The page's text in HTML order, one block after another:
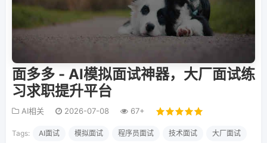
面多多 - AI模拟面试神器，大厂面试练
习求职提升平台
AI相关 2026-07-08 67+
Tags: AI面试 模拟面试 程序员面试 技术面试 大厂面试